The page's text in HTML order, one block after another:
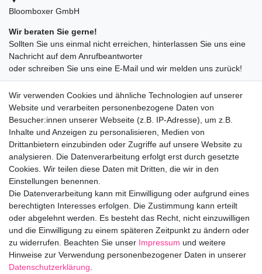
Bloomboxer GmbH
Wir beraten Sie gerne!
Sollten Sie uns einmal nicht erreichen, hinterlassen Sie uns eine
Nachricht auf dem Anrufbeantworter
oder schreiben Sie uns eine E-Mail und wir melden uns zurück!
info@bloomboxer.net
Montag bis Freitag 08:30-13:00 Uhr.
IHRE E-MAIL ADRESSE
Ceres::Template.mailFormHoneypotLabel
info@bloomboxer.net
Impressum Daten­schutz­erklärung AGB
Wir verwenden Cookies und ähnliche Technologien auf unserer
Website und verarbeiten personenbezogene Daten von
Besucher:innen unserer Webseite (z.B. IP-Adresse), um z.B.
Inhalte und Anzeigen zu personalisieren, Medien von
Drittanbietern einzubinden oder Zugriffe auf unsere Website zu
analysieren. Die Datenverarbeitung erfolgt erst durch gesetzte
Cookies. Wir teilen diese Daten mit Dritten, die wir in den
Einstellungen benennen.
Die Datenverarbeitung kann mit Einwilligung oder aufgrund eines
berechtigten Interesses erfolgen. Die Zustimmung kann erteilt
oder abgelehnt werden. Es besteht das Recht, nicht einzuwilligen
und die Einwilligung zu einem späteren Zeitpunkt zu ändern oder
zu widerrufen. Beachten Sie unser Impressum und weitere
Hinweise zur Verwendung personenbezogener Daten in unserer
Daten­schutz­erklärung